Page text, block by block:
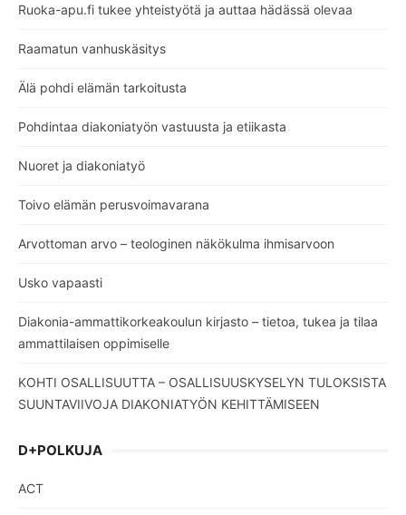
Ruoka-apu.fi tukee yhteistyötä ja auttaa hädässä olevaa
Raamatun vanhuskäsitys
Älä pohdi elämän tarkoitusta
Pohdintaa diakoniatyön vastuusta ja etiikasta
Nuoret ja diakoniatyö
Toivo elämän perusvoimavarana
Arvottoman arvo – teologinen näkökulma ihmisarvoon
Usko vapaasti
Diakonia-ammattikorkeakoulun kirjasto – tietoa, tukea ja tilaa
ammattilaisen oppimiselle
KOHTI OSALLISUUTTA – OSALLISUUSKYSELYN TULOKSISTA
SUUNTAVIIVOJA DIAKONIATYÖN KEHITTÄMISEEN
D+POLKUJA
ACT